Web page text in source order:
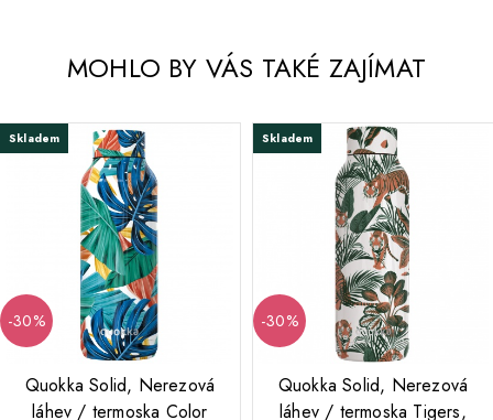
MOHLO BY VÁS TAKÉ ZAJÍMAT
-30%
Skladem
Quokka Solid, Nerezová
láhev / termoska Color
-30%
Skladem
Quokka Solid, Nerezová
láhev / termoska Tigers,